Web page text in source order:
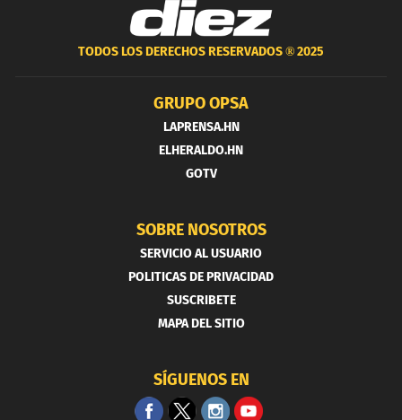
TODOS LOS DERECHOS RESERVADOS ®2025
GRUPO OPSA
LAPRENSA.HN
ELHERALDO.HN
GOTV
SOBRE NOSOTROS
SERVICIO AL USUARIO
POLITICAS DE PRIVACIDAD
SUSCRIBETE
MAPA DEL SITIO
SÍGUENOS EN